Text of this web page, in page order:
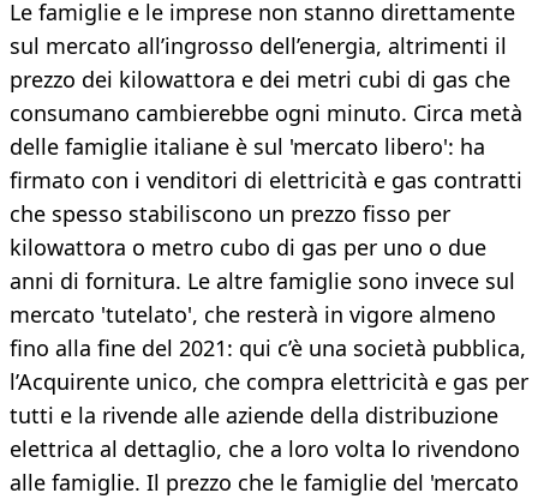
Le famiglie e le imprese non stanno direttamente
sul mercato all’ingrosso dell’energia, altrimenti il
prezzo dei kilowattora e dei metri cubi di gas che
consumano cambierebbe ogni minuto. Circa metà
delle famiglie italiane è sul 'mercato libero': ha
firmato con i venditori di elettricità e gas contratti
che spesso stabiliscono un prezzo fisso per
kilowattora o metro cubo di gas per uno o due
anni di fornitura. Le altre famiglie sono invece sul
mercato 'tutelato', che resterà in vigore almeno
fino alla fine del 2021: qui c’è una società pubblica,
l’Acquirente unico, che compra elettricità e gas per
tutti e la rivende alle aziende della distribuzione
elettrica al dettaglio, che a loro volta lo rivendono
alle famiglie. Il prezzo che le famiglie del 'mercato